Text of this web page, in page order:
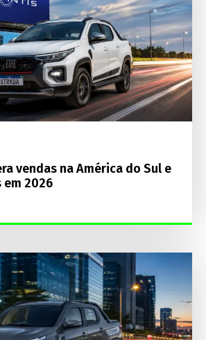
vendas na América do Sul e
em 2026